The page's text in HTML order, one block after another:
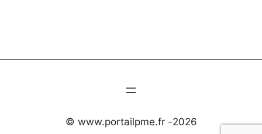
© www.portailpme.fr -2026